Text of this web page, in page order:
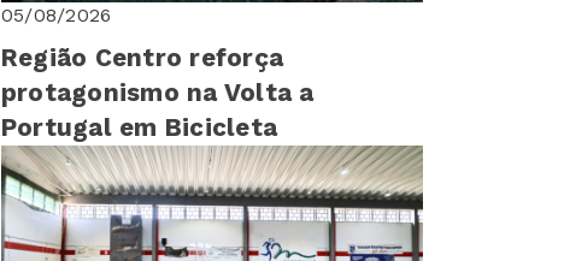
05/08/2026
Região Centro reforça
protagonismo na Volta a
Portugal em Bicicleta